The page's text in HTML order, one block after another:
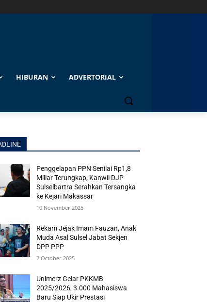
HIBURAN ADVERTORIAL
Penggelapan PPN Senilai Rp1,8
Miliar Terungkap, Kanwil DJP
Sulselbartra Serahkan Tersangka
ke Kejari Makassar
10 November 2025
Rekam Jejak Imam Fauzan, Anak
Muda Asal Sulsel Jabat Sekjen
DPP PPP
2 October 2025
Unimerz Gelar PKKMB
2025/2026, 3.000 Mahasiswa
Baru Siap Ukir Prestasi